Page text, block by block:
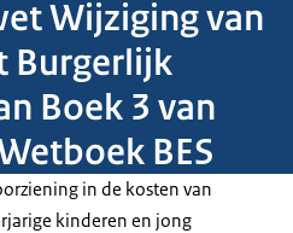
Wijziging van
Burgerlijk
Boek 3 van
BES
in de kosten van
kinderen en jong